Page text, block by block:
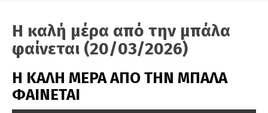
Η καλή μέρα από την μπάλα
φαίνεται (20/03/2026)
H ΚΑΛΗ ΜΕΡΑ ΑΠΟ ΤΗΝ ΜΠΑΛΑ
ΦΑΙΝΕΤΑΙ